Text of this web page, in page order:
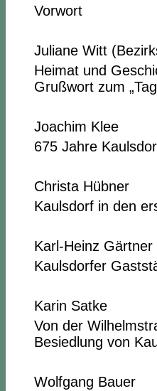
Vorwort
Juliane Witt
Heimat und
Grußwort zum
Joachim Klee
675 Jahre
Christa Hübner
Kaulsdorf in den
Karl-Heinz Gärtner
Kaulsdorfer
Karin Satke
Von der
Besiedlung von
Wolfgang Bauer